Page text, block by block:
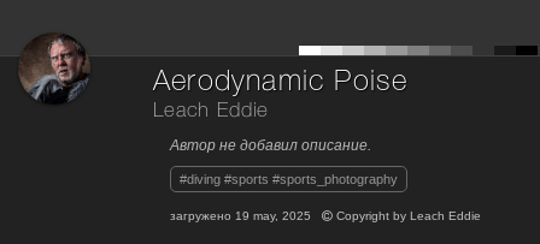
Aerodynamic Poise
Leach Eddie
Автор не добавил описание.
#diving #sports #sports_photography
загружено 19 may, 2025 Copyright by Leach Eddie